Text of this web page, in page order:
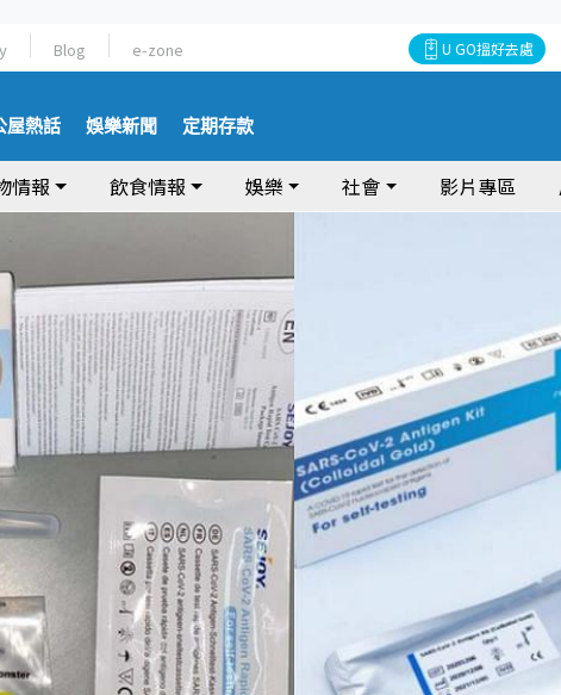
Blog e-zone U GO搵好去處
屋熱話 娛樂新聞 定期存款
情報 飲食情報 娛樂 社會 影片專區